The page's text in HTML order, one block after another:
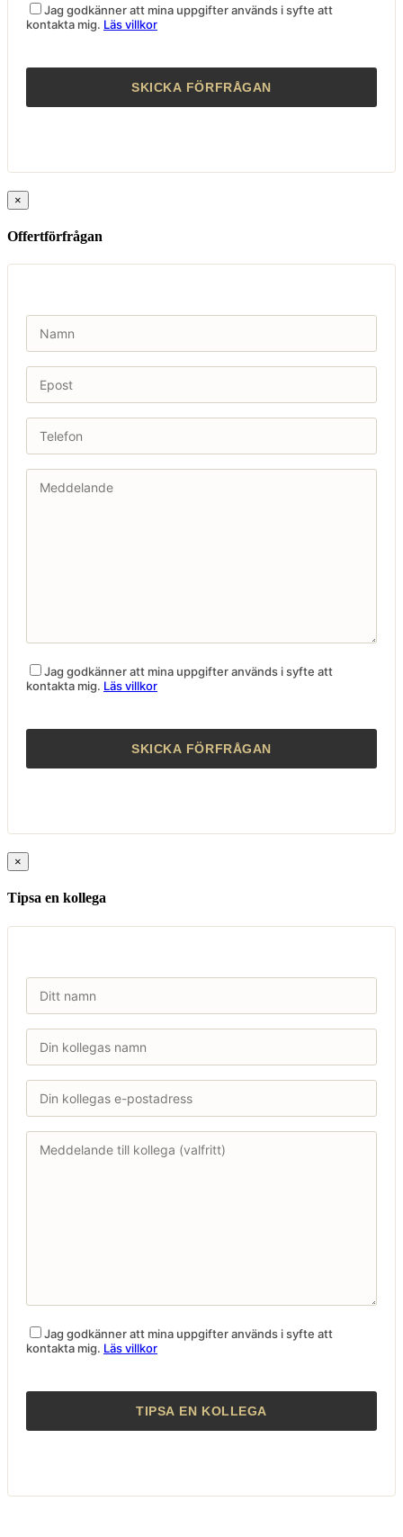
Jag godkänner att mina uppgifter används i syfte att
kontakta mig. Läs villkor
×
Offertförfrågan
Jag godkänner att mina uppgifter används i syfte att
kontakta mig. Läs villkor
×
Tipsa en kollega
Jag godkänner att mina uppgifter används i syfte att
kontakta mig. Läs villkor